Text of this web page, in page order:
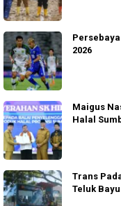
2026
Maigus
Halal
Trans
Teluk